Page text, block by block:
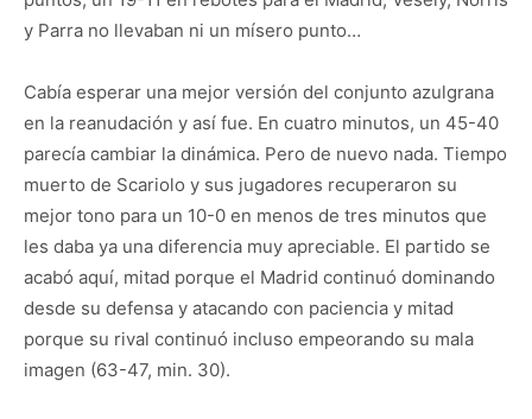
y Parra no llevaban ni un mísero punto…
Cabía esperar una mejor versión del conjunto azulgrana
en la reanudación y así fue. En cuatro minutos, un 45-40
parecía cambiar la dinámica. Pero de nuevo nada. Tiempo
muerto de Scariolo y sus jugadores recuperaron su
mejor tono para un 10-0 en menos de tres minutos que
les daba ya una diferencia muy apreciable. El partido se
acabó aquí, mitad porque el Madrid continuó dominando
desde su defensa y atacando con paciencia y mitad
porque su rival continuó incluso empeorando su mala
imagen (63-47, min. 30).